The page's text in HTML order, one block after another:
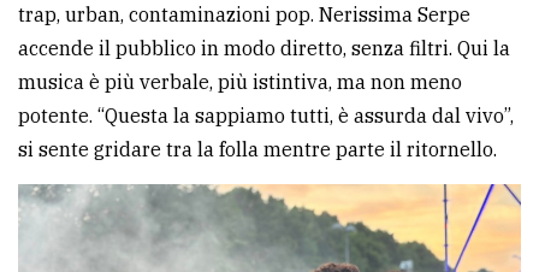
trap, urban, contaminazioni pop. Nerissima Serpe
accende il pubblico in modo diretto, senza filtri. Qui la
musica è più verbale, più istintiva, ma non meno
potente. “Questa la sappiamo tutti, è assurda dal vivo”,
si sente gridare tra la folla mentre parte il ritornello.